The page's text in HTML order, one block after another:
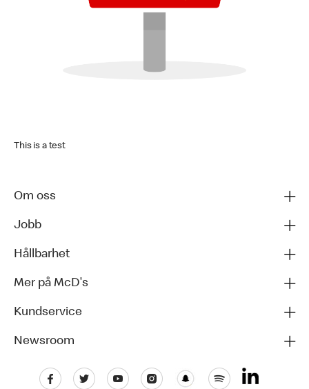
This is a test
Om oss
Jobb
Hållbarhet
Mer på McD's
Kundservice
Newsroom